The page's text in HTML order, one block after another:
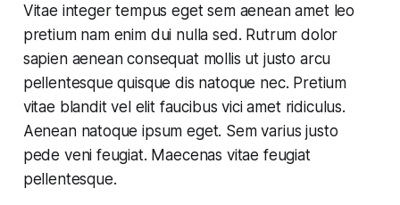
Vitae integer tempus eget sem aenean amet leo
pretium nam enim dui nulla sed. Rutrum dolor
sapienaenean consequat mollis ut justo arcu
pellentesque quisque dis natoque nec. Pretium
vitae blandit vel elit faucibus vici amet ridiculus.
Aenean natoque ipsum eget. Sem varius justo
pede veni feugiat. Maecenas vitae feugiat
pellentesque.